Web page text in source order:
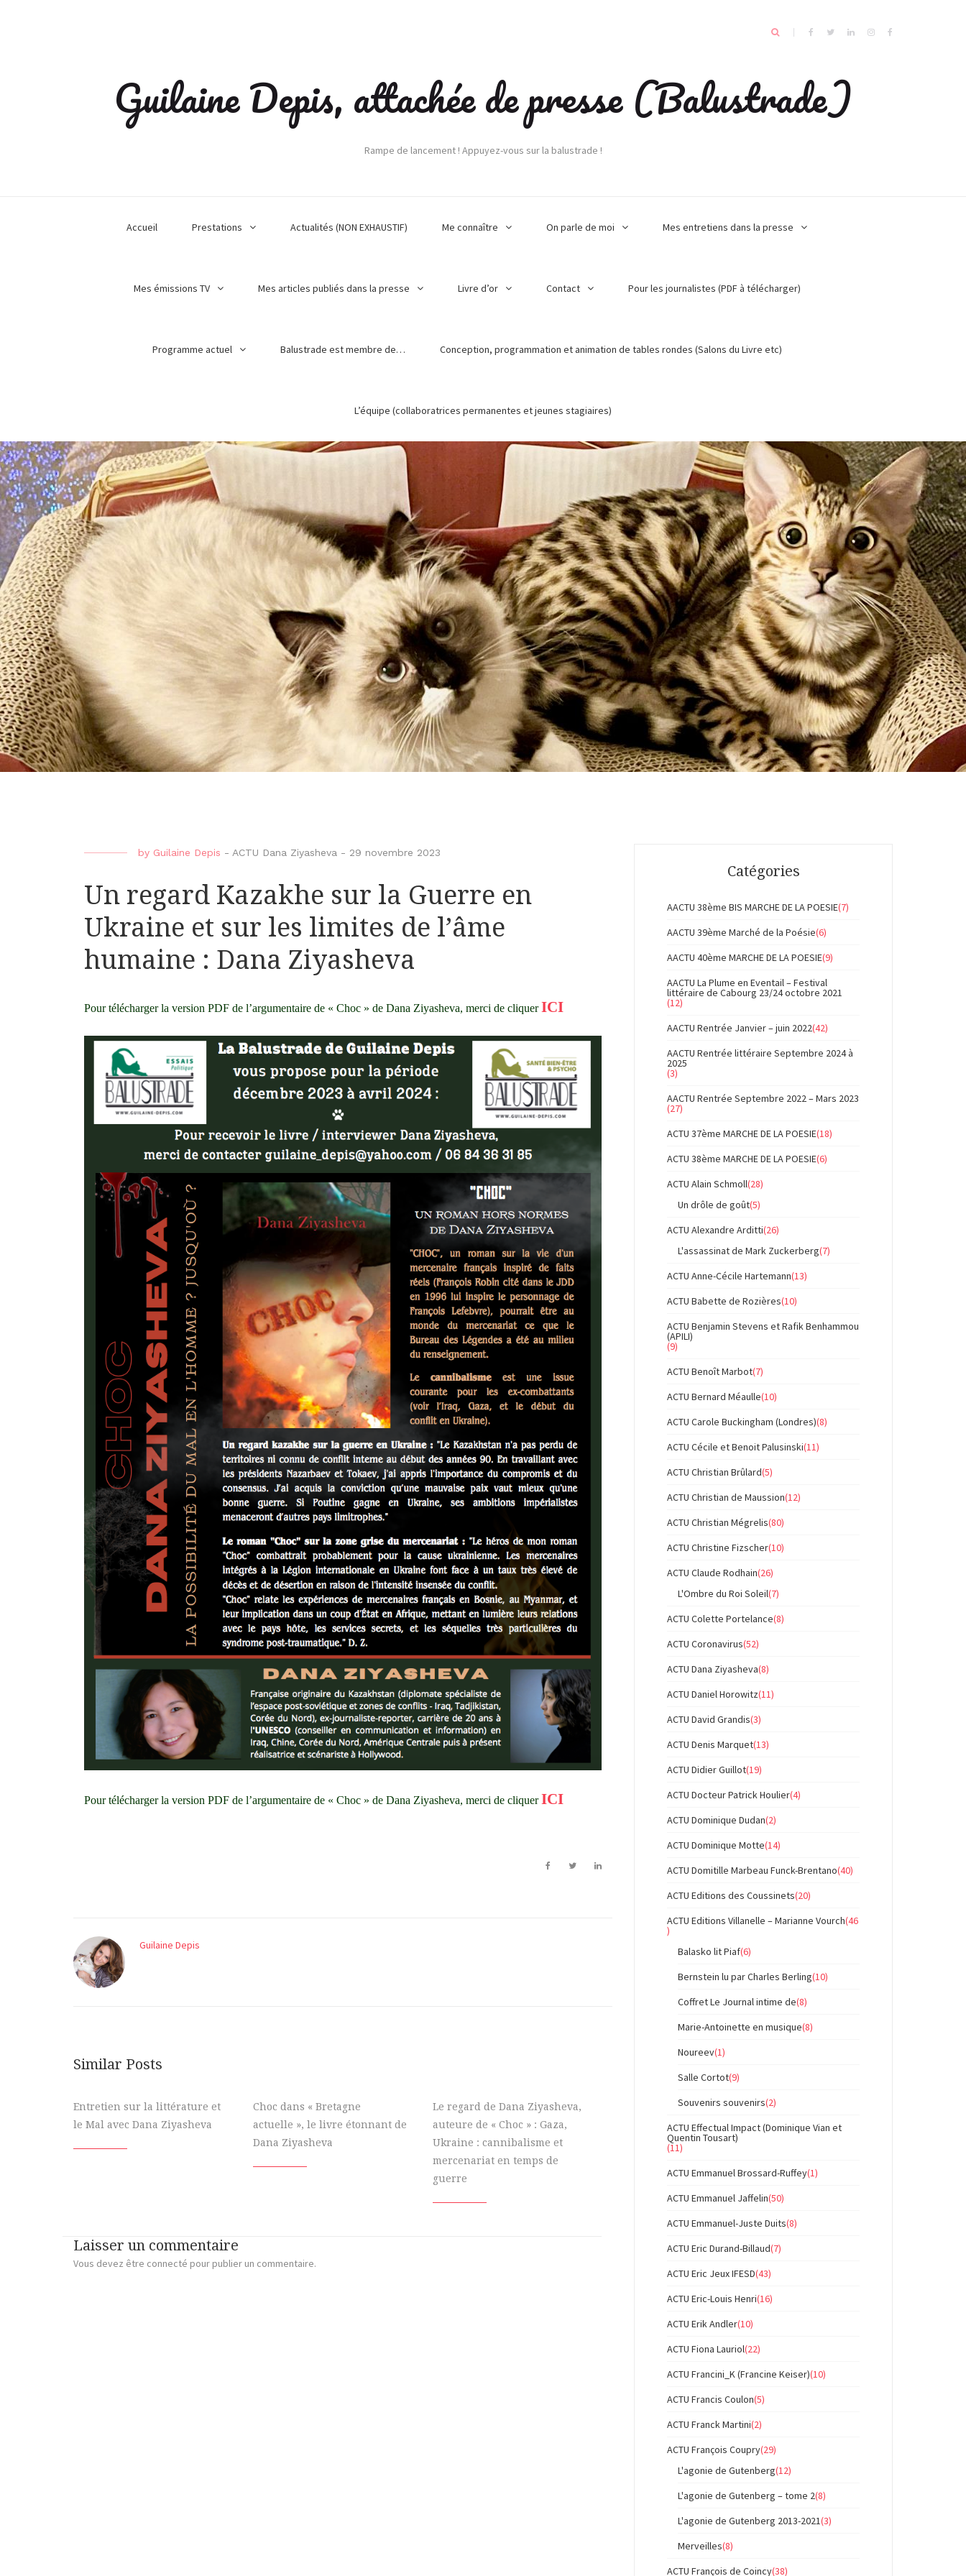
Guilaine Depis, attachée de presse (Balustrade)
Rampe de lancement ! Appuyez-vous sur la balustrade !
Accueil Prestations Actualités (NON EXHAUSTIF) Me connaître On parle de moi Mes entretiens dans la presse
Mes émissions TV Mes articles publiés dans la presse Livre d’or Contact Pour les journalistes (PDF à télécharger)
Programme actuel Balustrade est membre de… Conception, programmation et animation de tables rondes (Salons du Livre etc)
L’équipe (collaboratrices permanentes et jeunes stagiaires)
by Guilaine Depis - ACTU Dana Ziyasheva - 29 novembre 2023
Un regard Kazakhe sur la Guerre en
Ukraine et sur les limites de l’âme
humaine : Dana Ziyasheva
Pour télécharger la version PDF de l’argumentaire de « Choc » de Dana Ziyasheva, merci de cliquer ICI
Pour télécharger la version PDF de l’argumentaire de « Choc » de Dana Ziyasheva, merci de cliquer ICI
Guilaine Depis
Similar Posts
Entretien sur la littérature et
le Mal avec Dana Ziyasheva
Choc dans « Bretagne
actuelle », le livre étonnant de
Dana Ziyasheva
Le regard de Dana Ziyasheva,
auteure de « Choc » : Gaza,
Ukraine : cannibalisme et
mercenariat en temps de
guerre
Laisser un commentaire
Vous devez être connecté pour publier un commentaire.
Catégories
AACTU 38ème BIS MARCHE DE LA POESIE(7)
AACTU 39ème Marché de la Poésie(6)
AACTU 40ème MARCHE DE LA POESIE(9)
AACTU La Plume en Eventail – Festival
littéraire de Cabourg 23/24 octobre 2021
(12)
AACTU Rentrée Janvier – juin 2022(42)
AACTU Rentrée littéraire Septembre 2024 à
2025
(3)
AACTU Rentrée Septembre 2022 – Mars 2023
(27)
ACTU 37ème MARCHE DE LA POESIE(18)
ACTU 38ème MARCHE DE LA POESIE(6)
ACTU Alain Schmoll(28)
Un drôle de goût(5)
ACTU Alexandre Arditti(26)
L'assassinat de Mark Zuckerberg(7)
ACTU Anne-Cécile Hartemann(13)
ACTU Babette de Rozières(10)
ACTU Benjamin Stevens et Rafik Benhammou
(APILI)
(9)
ACTU Benoît Marbot(7)
ACTU Bernard Méaulle(10)
ACTU Carole Buckingham (Londres)(8)
ACTU Cécile et Benoit Palusinski(11)
ACTU Christian Brûlard(5)
ACTU Christian de Maussion(12)
ACTU Christian Mégrelis(80)
ACTU Christine Fizscher(10)
ACTU Claude Rodhain(26)
L'Ombre du Roi Soleil(7)
ACTU Colette Portelance(8)
ACTU Coronavirus(52)
ACTU Dana Ziyasheva(8)
ACTU Daniel Horowitz(11)
ACTU David Grandis(3)
ACTU Denis Marquet(13)
ACTU Didier Guillot(19)
ACTU Docteur Patrick Houlier(4)
ACTU Dominique Dudan(2)
ACTU Dominique Motte(14)
ACTU Domitille Marbeau Funck-Brentano(40)
ACTU Editions des Coussinets(20)
ACTU Editions Villanelle – Marianne Vourch(46
)
Balasko lit Piaf(6)
Bernstein lu par Charles Berling(10)
Coffret Le Journal intime de(8)
Marie-Antoinette en musique(8)
Noureev(1)
Salle Cortot(9)
Souvenirs souvenirs(2)
ACTU Effectual Impact (Dominique Vian et
Quentin Tousart)
(11)
ACTU Emmanuel Brossard-Ruffey(1)
ACTU Emmanuel Jaffelin(50)
ACTU Emmanuel-Juste Duits(8)
ACTU Eric Durand-Billaud(7)
ACTU Eric Jeux IFESD(43)
ACTU Eric-Louis Henri(16)
ACTU Erik Andler(10)
ACTU Fiona Lauriol(22)
ACTU Francini_K (Francine Keiser)(10)
ACTU Francis Coulon(5)
ACTU Franck Martini(2)
ACTU François Coupry(29)
L'agonie de Gutenberg(12)
L'agonie de Gutenberg – tome 2(8)
L'agonie de Gutenberg 2013-2021(3)
Merveilles(8)
ACTU François de Coincy(38)